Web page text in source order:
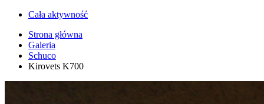
Cała aktywność
Strona główna
Galeria
Schuco
Kirovets K700